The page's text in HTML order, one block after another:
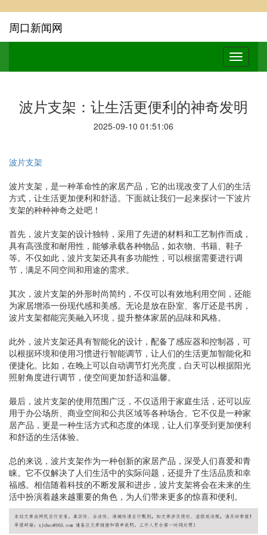
周口新闻网
波片支架：让生活更便利的神奇发明
2025-09-10 01:51:06
波片支架
波片支架，是一种革命性的家居产品，它的出现改变了人们的生活
方式，让生活更加便利和舒适。下面就让我们一起来探讨一下波片
支架的种种神奇之处吧！
首先，波片支架的设计独特，采用了先进的材料和工艺制作而成，
具有高强度和耐用性，能够承载各种物品，如衣物、书籍、鞋子
等。不仅如此，波片支架还具有多功能性，可以根据需要进行调
节，满足不同空间和用途的需求。
其次，波片支架的外形时尚简约，不仅可以有效地利用空间，还能
为家居增添一份现代感和美感。无论是放在卧室、客厅还是书房，
波片支架都能完美融入环境，提升整体家居的品味和风格。
此外，波片支架还具有智能化的设计，配备了感应器和控制器，可
以根据环境和使用习惯进行智能调节，让人们的生活更加智能化和
便捷化。比如，在晚上可以自动调节灯光亮度，白天可以根据阳光
照射角度进行调节，使空间更加舒适和温馨。
最后，波片支架的使用范围广泛，不仅适用于家庭生活，还可以应
用于办公场所、商业空间和公共区域等各种场合。它不仅是一种家
居产品，更是一种生活方式和态度的体现，让人们享受到更加便利
和舒适的生活体验。
总的来说，波片支架作为一种创新的家居产品，深受人们喜爱和青
睐。它不仅解决了人们生活中的实际问题，还提升了生活品质和幸
福感。相信随着科技的不断发展和进步，波片支架将会在未来的生
活中扮演着越来越重要的角色，为人们带来更多的惊喜和便利。